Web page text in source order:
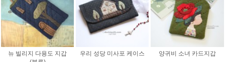
뉴 빌리지 다용도 지갑
우리 성당 미사포 케이스
양귀비 소녀 카드지갑